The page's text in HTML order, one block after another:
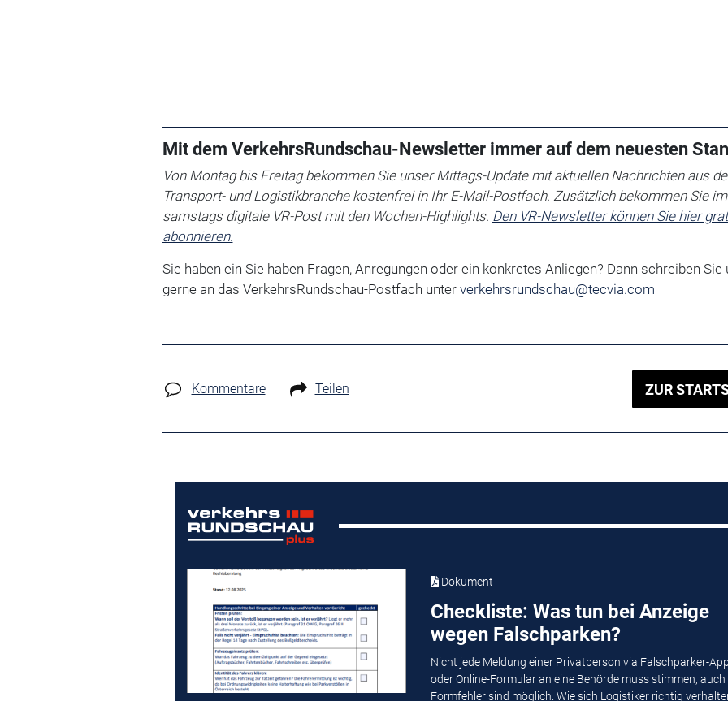
Mit dem VerkehrsRundschau-Newsletter immer auf dem neuesten
Von Montag bis Freitag bekommen Sie unser Mittags-Update mit aktuellen Nachrichten aus
Transport- und Logistikbranche kostenfrei in Ihr E-Mail-Postfach. Zusätzlich bekommen Sie
samstags digitale VR-Post mit den Wochen-Highlights. Den VR-Newsletter können Sie hier
abonnieren.
Sie haben ein Sie haben Fragen, Anregungen oder ein konkretes Anliegen? Dann schreiben Sie
gerne an das VerkehrsRundschau-Postfach unter verkehrsrundschau@tecvia.com
Kommentare Teilen ZUR
Dokument
Checkliste: Was tun bei Anzeige
wegen Falschparken?
Nicht jede Meldung einer Privatperson via Falschparker-App
oder Online-Formular an eine Behörde muss stimmen, auch
Formfehler sind möglich. Wie sich Logistiker richtig